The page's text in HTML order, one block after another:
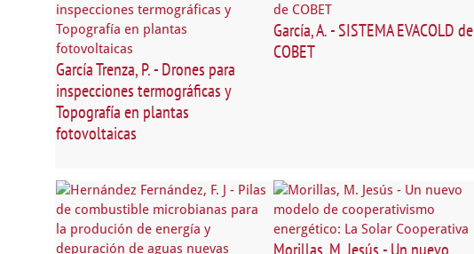
García Trenza, P. - Drones para
inspecciones termográficas y
Topografía en plantas
fotovoltaicas
García, A. - SISTEMA EVACOLD de
COBET